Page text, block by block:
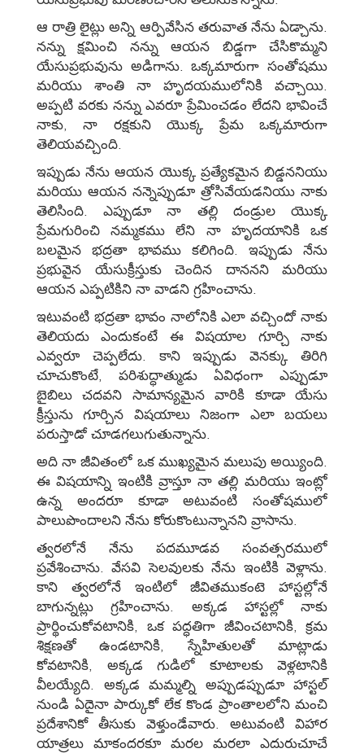
ఆ రాత్రి లైట్లు అన్ని ఆర్పివేసిన తరువాత నేను ఏడ్చాను.
నన్ను క్షమించి నన్ను ఆయన బిడ్డగా చేసికొమ్మని
యేసుప్రభువును అడిగాను. ఒక్కమారుగా సంతోషము
మరియు శాంతి నా హృదయములోనికి వచ్చాయి.
అప్పటి వరకు నన్ను ఎవరూ ప్రేమించడం లేదని భావించే
నాకు, నా రక్షకుని యొక్క ప్రేమ ఒక్కమారుగా
తెలియవచ్చింది.
ఇప్పుడు నేను ఆయన యొక్క ప్రత్యేకమైన బిడ్డననియు
మరియు ఆయన నన్నెప్పుడూ త్రోసివేయడనియు నాకు
తెలిసింది. ఎప్పుడూ నా తల్లి దండ్రుల యొక్క
ప్రేమగురించి నమ్మకము లేని నా హృదయానికి ఒక
బలమైన భద్రతా భావము కలిగింది. ఇప్పుడు నేను
ప్రభువైన యేసుక్రీస్తుకు చెందిన దాననని మరియు
ఆయన ఎప్పటికిని నా వాడని గ్రహించాను.
ఇటువంటి భద్రతా భావం నాలోనికి ఎలా వచ్చిందో నాకు
తెలియదు ఎందుకంటే ఈ విషయాల గూర్చి నాకు
ఎవ్వరూ చెప్పలేదు. కాని ఇప్పుడు వెనక్కు తిరిగి
చూచుకొంటే, పరిశుద్ధాత్ముడు ఏవిధంగా ఎప్పుడూ
బైబిలు చదవని సామాన్యమైన వారికి కూడా యేసు
క్రీస్తును గూర్చిన విషయాలు నిజంగా ఎలా బయలు
పరుస్తాడో చూడగలుగుతున్నాను.
అది నా జీవితంలో ఒక ముఖ్యమైన మలుపు అయ్యింది.
ఈ విషయాన్ని ఇంటికి వ్రాస్తూ నా తల్లి మరియు ఇంట్లో
ఉన్న అందరూ కూడా అటువంటి సంతోషములో
పాలుపొందాలని నేను కోరుకొంటున్నానని వ్రాసాను.
త్వరలోనే నేను పదమూడవ సంవత్సరములో
ప్రవేశించాను. వేసవి సెలవులకు నేను ఇంటికి వెళ్లాను.
కాని త్వరలోనే ఇంటిలో జీవితముకంటె హాస్టల్లోనే
బాగున్నట్లు గ్రహించాను. అక్కడ హాస్టల్లో నాకు
ప్రార్థించుకోవటానికి, ఒక పద్ధతిగా జీవించటానికి, క్రమ
శిక్షణతో ఉండటానికి, స్నేహితులతో మాట్లాడు
కోవటానికి, అక్కడ గుడిలో కూటాలకు వెళ్లటానికి
వీలయ్యేది. అక్కడ మమ్మల్ని అప్పుడప్పుడూ హాస్టల్‌
నుండి ఏదైనా పార్కుకో లేక కొండ ప్రాంతాలలోని మంచి
ప్రదేశానికో తీసుకు వెళ్తుండేవారు. అటువంటి విహార
యాత్రలు మాకందరకూ మరల మరలా ఎదురుచూచే